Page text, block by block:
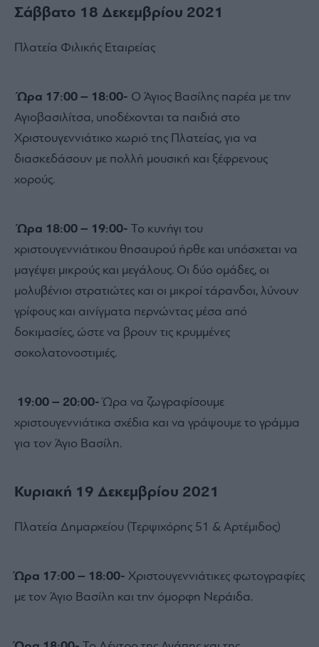
Σάββατο 18 Δεκεμβρίου 2021
Πλατεία Φιλικής Εταιρείας
Ώρα 17:00 – 18:00- Ο Άγιος Βασίλης παρέα με την
Αγιοβασιλίτσα, υποδέχονται τα παιδιά στο
Χριστουγεννιάτικο χωριό της Πλατείας, για να
διασκεδάσουν με πολλή μουσική και ξέφρενους
χορούς.
Ώρα 18:00 – 19:00- Το κυνήγι του
χριστουγεννιάτικου θησαυρού ήρθε και υπόσχεται να
μαγέψει μικρούς και μεγάλους. Οι δύο ομάδες, οι
μολυβένιοι στρατιώτες και οι μικροί τάρανδοι, λύνουν
γρίφους και αινίγματα περνώντας μέσα από
δοκιμασίες, ώστε να βρουν τις κρυμμένες
σοκολατονοστιμιές.
19:00 – 20:00-Ώρα να ζωγραφίσουμε
χριστουγεννιάτικα σχέδια και να γράψουμε το γράμμα
για τον Άγιο Βασίλη.
Κυριακή 19 Δεκεμβρίου 2021
Πλατεία ∆ηµαρχείου (Τερψιχόρης 51 & Αρτέµιδος)
Ώρα 17:00 – 18:00- Χριστουγεννιάτικες φωτογραφίες
µε τον Άγιο Βασίλη και την όµορφη Νεράιδα.